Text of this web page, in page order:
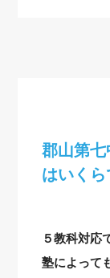
郡山第七
はいくら
５教科対応
塾によって